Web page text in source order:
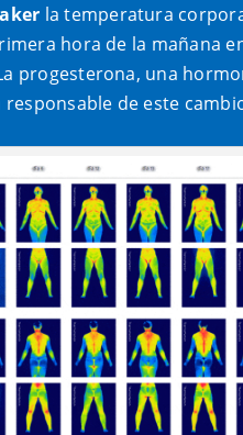
la temperatura
hora de la mañana
progesterona, una
responsable de este